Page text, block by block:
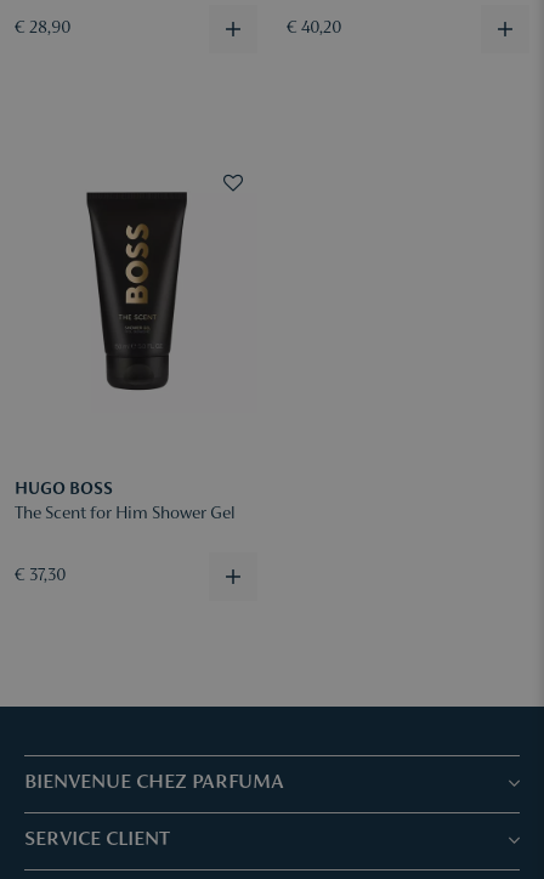
€ 28,90 € 40,20
HUGO BOSS
The Scent for Him Shower Gel
€ 37,30
BIENVENUE CHEZ PARFUMA
Boutiques & Services
Réservez votre traitement
SERVICE CLIENT